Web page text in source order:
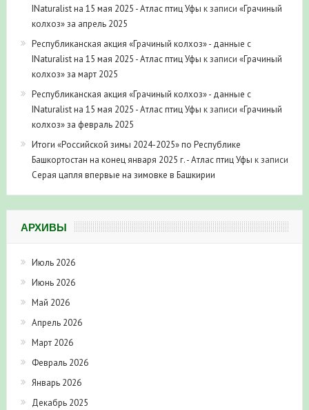
INaturalist на 15 мая 2025 - Атлас птиц Уфы к записи «Грачиный
колхоз» за апрель 2025
Республиканская акция «Грачиный колхоз» - данные с
INaturalist на 15 мая 2025 - Атлас птиц Уфы к записи «Грачиный
колхоз» за март 2025
Республиканская акция «Грачиный колхоз» - данные с
INaturalist на 15 мая 2025 - Атлас птиц Уфы к записи «Грачиный
колхоз» за февраль 2025
Итоги «Российской зимы 2024-2025» по Республике
Башкортостан на конец января 2025 г. - Атлас птиц Уфы к записи
Серая цапля впервые на зимовке в Башкирии
АРХИВЫ
Июль 2026
Июнь 2026
Май 2026
Апрель 2026
Март 2026
Февраль 2026
Январь 2026
Декабрь 2025